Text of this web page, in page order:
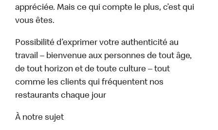
appréciée. Mais ce qui compte le plus, c’est qui
vous êtes.
Possibilité d’exprimer votre authenticité au
travail – bienvenue aux personnes de tout âge,
de tout horizon et de toute culture – tout
comme les clients qui fréquentent nos
restaurants chaque jour
À notre sujet